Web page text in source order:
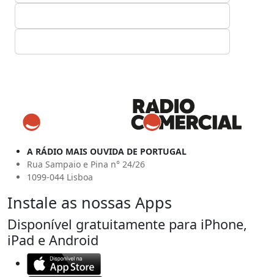
A RÁDIO MAIS OUVIDA DE PORTUGAL
Rua Sampaio e Pina n° 24/26
1099-044 Lisboa
Instale as nossas Apps
Disponível gratuitamente para iPhone,
iPad e Android